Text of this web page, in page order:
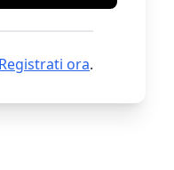
Registrati ora.